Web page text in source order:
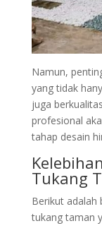
Namun,
yang tidak
juga
profesional
tahap desain
Tukang
Berikut adalah
tukang taman